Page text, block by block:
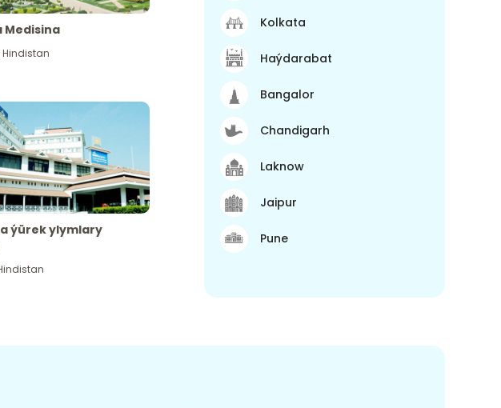
Medisina
Hindistan
ýürek ylymlary
Kolkata
Haýdarabat
Bangalor
Chandigarh
Laknow
Jaipur
Pune